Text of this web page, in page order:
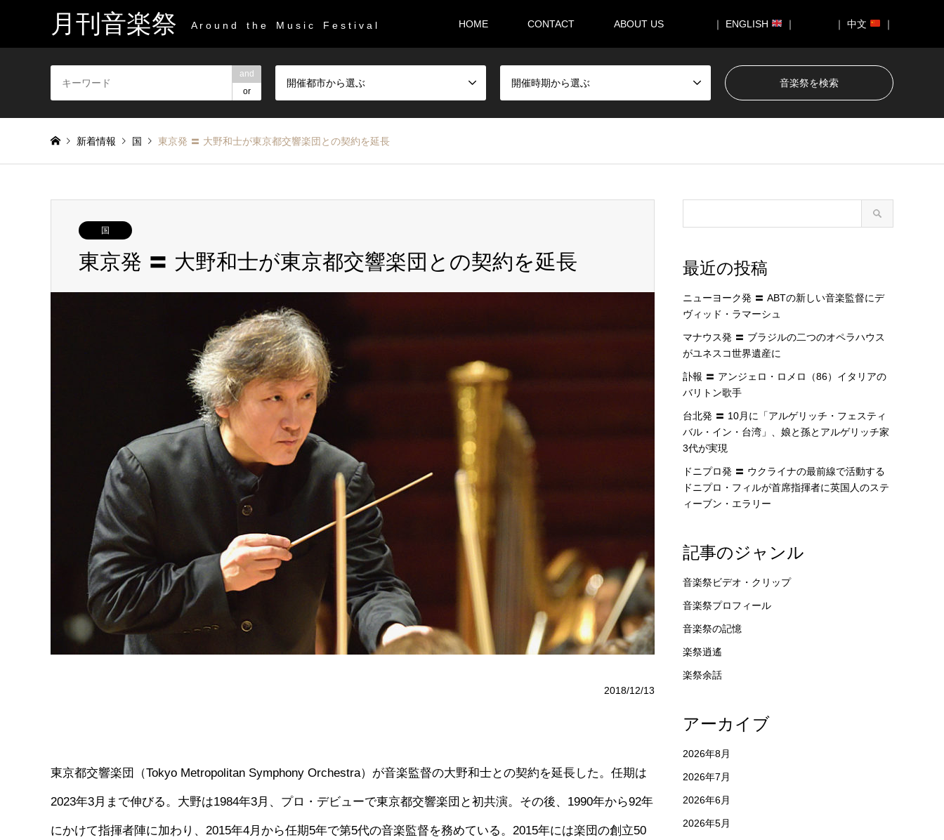
月刊音楽祭 A r o u n d t h e M u s i c F e s t i v a l HOME CONTACT ABOUT US ｜ ENGLISH ｜ ｜ 中文 ｜
and
or
開催都市から選ぶ 開催時期から選ぶ
新着情報 国 東京発 〓 大野和士が東京都交響楽団との契約を延長
国
東京発 〓 大野和士が東京都交響楽団との契約を延長
2018/12/13
東京都交響楽団（Tokyo Metropolitan Symphony Orchestra）が音楽監督の大野和士との契約を延長した。任期は
2023年3月まで伸びる。大野は1984年3月、プロ・デビューで東京都交響楽団と初共演。その後、1990年から92年
にかけて指揮者陣に加わり、2015年4月から任期5年で第5代の音楽監督を務めている。2015年には楽団の創立50
最近の投稿
ニューヨーク発 〓 ABTの新しい音楽監督にデ
ヴィッド・ラマーシュ
マナウス発 〓 ブラジルの二つのオペラハウス
がユネスコ世界遺産に
訃報 〓 アンジェロ・ロメロ（86）イタリアの
バリトン歌手
台北発 〓 10月に「アルゲリッチ・フェスティ
バル・イン・台湾」、娘と孫とアルゲリッチ家
3代が実現
ドニプロ発 〓 ウクライナの最前線で活動する
ドニプロ・フィルが首席指揮者に英国人のステ
ィーブン・エラリー
記事のジャンル
音楽祭ビデオ・クリップ
音楽祭プロフィール
音楽祭の記憶
楽祭逍遙
楽祭余話
アーカイブ
2026年8月
2026年7月
2026年6月
2026年5月